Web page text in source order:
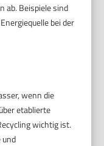
ab. Beispiele sind
bei der
wenn die
etablierte
wichtig ist.
und